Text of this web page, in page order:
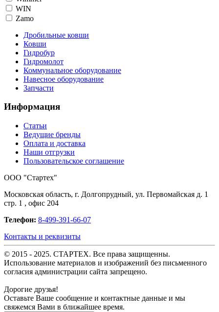
WIN
Zamo
Дробильные ковши
Ковши
Гидробур
Гидромолот
Коммунальное оборудование
Навесное оборудование
Запчасти
Информация
Статьи
Ведущие бренды
Оплата и доставка
Наши отгрузки
Пользовательское соглашение
OOO "Стартех"
Московская область, г. Долгопрудный, ул. Первомайская д. 1
стр. 1 , офис 204
Телефон: 8-499-391-66-07
Контакты и реквизиты
© 2015 - 2025. СТАРТЕХ. Все права защищенны.
Использование материалов и изображений без письменного
согласия администрации сайта запрещено.
Дорогие друзья!
Оставьте Ваше сообщение и контактные данные и мы
свяжемся Вами в ближайшее время.